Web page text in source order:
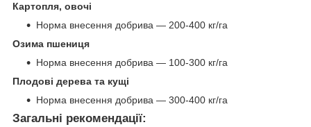
Картопля, овочі
Норма внесення добрива — 200-400 кг/га
Озима пшениця
Норма внесення добрива — 100-300 кг/га
Плодові дерева та кущі
Норма внесення добрива — 300-400 кг/га
Загальні рекомендації: